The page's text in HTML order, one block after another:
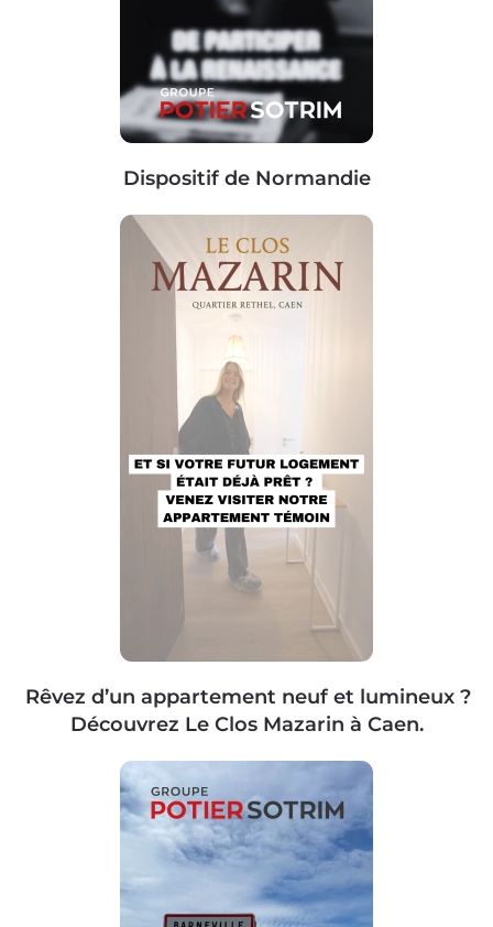
Dispositif de Normandie
Rêvez d’un appartement neuf et lumineux ?
Découvrez Le Clos Mazarin à Caen.